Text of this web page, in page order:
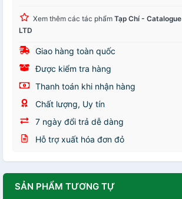
Xem thêm các tác phẩm Tạp Chí - Catalogue
LTD
Giao hàng toàn quốc
Được kiểm tra hàng
Thanh toán khi nhận hàng
Chất lượng, Uy tín
7 ngày đổi trả dễ dàng
Hỗ trợ xuất hóa đơn đỏ
SẢN PHẨM TƯƠNG TỰ